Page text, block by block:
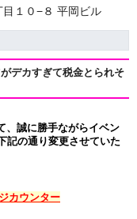
１０−８ 平岡ビル
デカすぎて税金とられそ
、誠に勝手ながらイベン
記の通り変更させていた
カウンター